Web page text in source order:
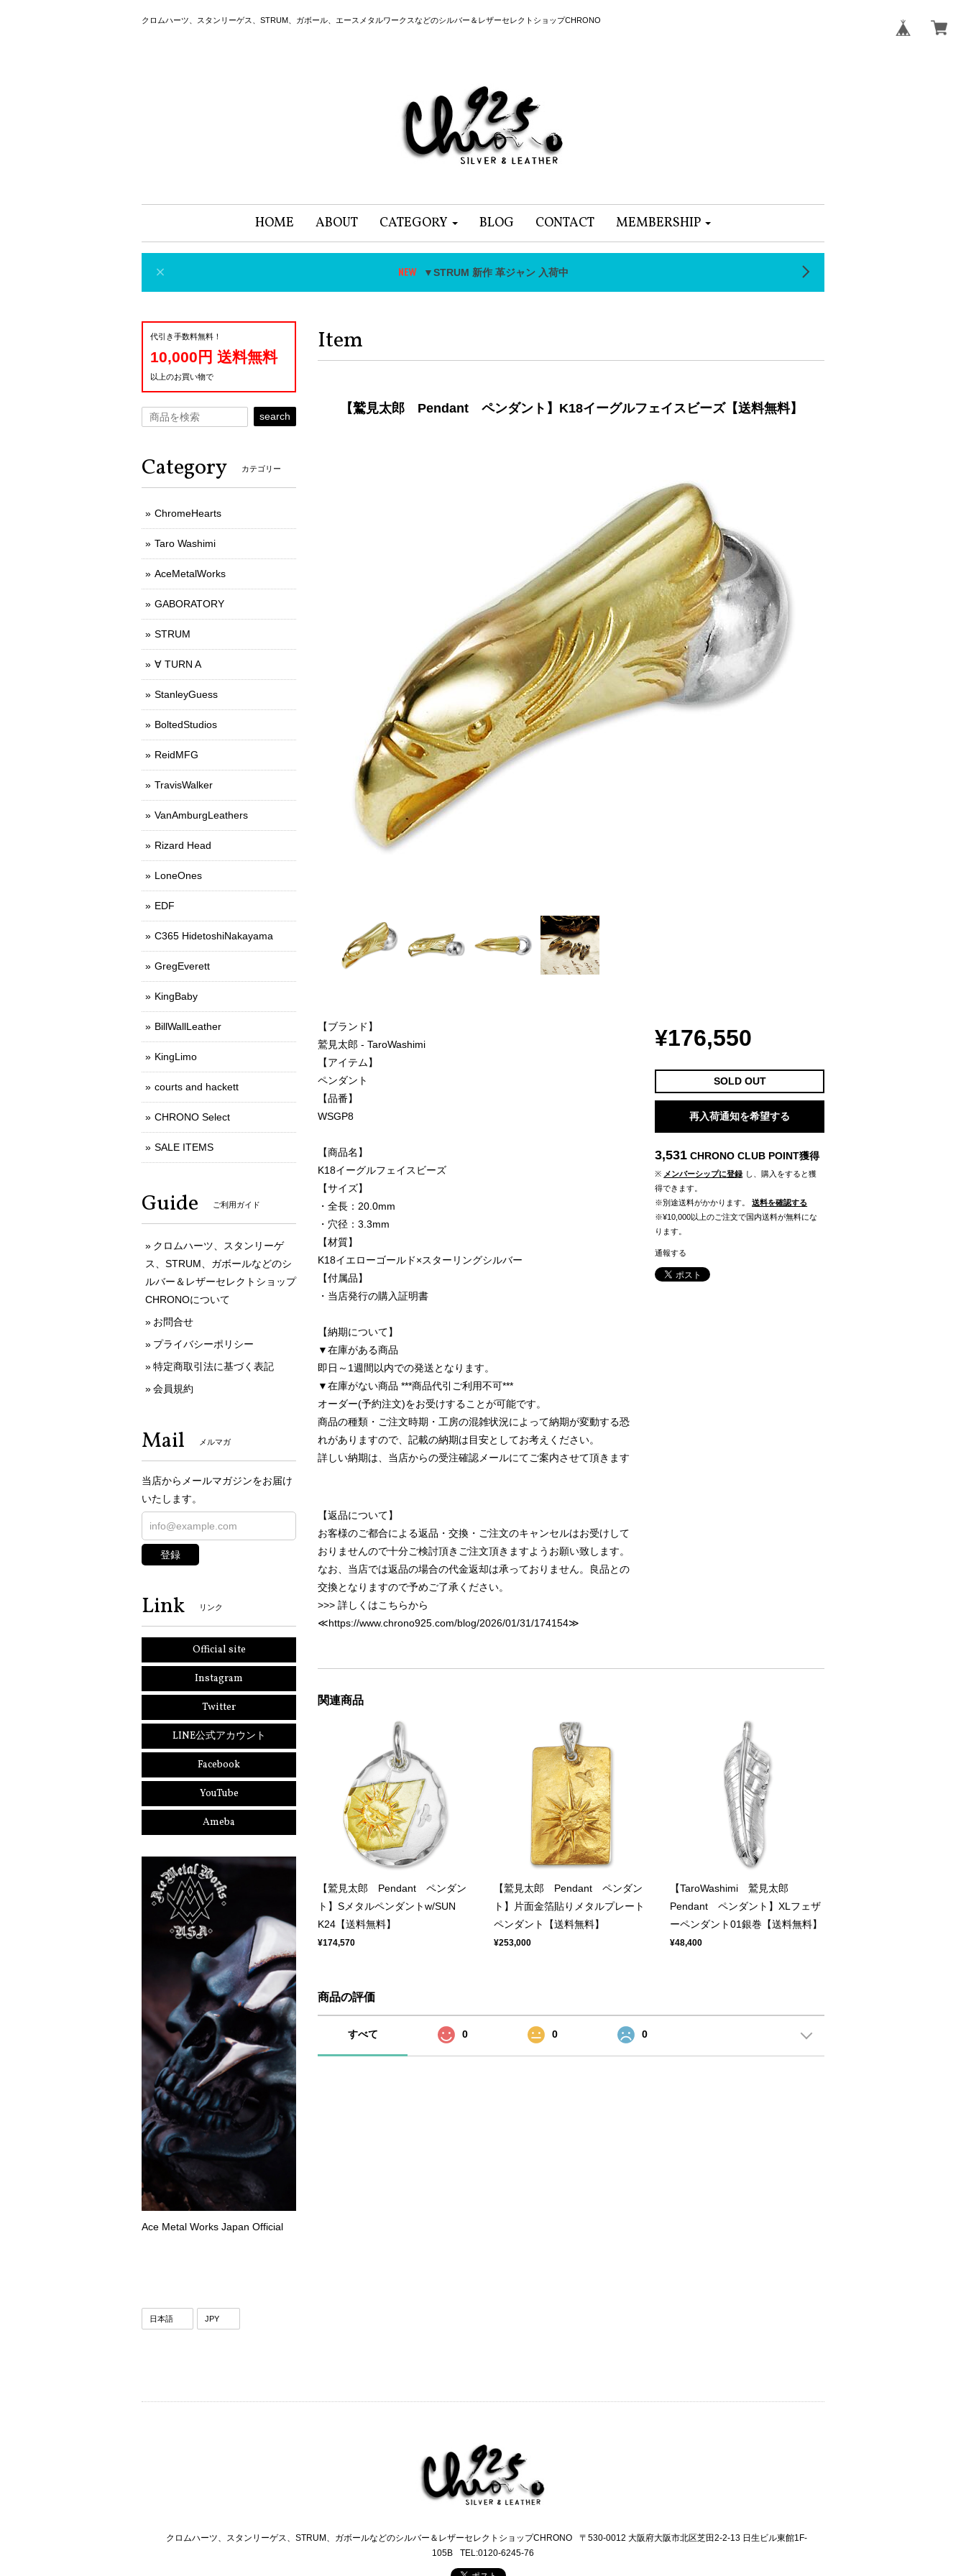
クロムハーツ、スタンリーゲス、STRUM、ガボール、エースメタルワークスなどのシルバー＆レザーセレクトショップCHRONO
HOME ABOUT CATEGORY BLOG CONTACT MEMBERSHIP
▼STRUM 新作 革ジャン 入荷中
Item
【鷲見太郎 Pendant ペンダント】K18イーグルフェイスビーズ【送料無料】
【ブランド】
鷲見太郎 - TaroWashimi
【アイテム】
ペンダント
【品番】
WSGP8
【商品名】
K18イーグルフェイスビーズ
【サイズ】
・全長：20.0mm
・穴径：3.3mm
【材質】
K18イエローゴールド×スターリングシルバー
【付属品】
・当店発行の購入証明書
【納期について】
▼在庫がある商品
即日～1週間以内での発送となります。
▼在庫がない商品 ***商品代引ご利用不可***
オーダー(予約注文)をお受けすることが可能です。
商品の種類・ご注文時期・工房の混雑状況によって納期が変動する恐
れがありますので、記載の納期は目安としてお考えください。
詳しい納期は、当店からの受注確認メールにてご案内させて頂きます
【返品について】
お客様のご都合による返品・交換・ご注文のキャンセルはお受けして
おりませんので十分ご検討頂きご注文頂きますようお願い致します。
なお、当店では返品の場合の代金返却は承っておりません。良品との
交換となりますので予めご了承ください。
>>> 詳しくはこちらから
≪https://www.chrono925.com/blog/2026/01/31/174154≫
¥176,550
SOLD OUT
再入荷通知を希望する
3,531 CHRONO CLUB POINT獲得
※ メンバーシップに登録 し、購入をすると獲
得できます。
※別途送料がかかります。
送料を確認する
※¥10,000以上のご注文で国内送料が無料にな
ります。
通報する
関連商品
【鷲見太郎 Pendant ペンダン
ト】Sメタルペンダントw/SUN
K24【送料無料】
¥174,570
【鷲見太郎 Pendant ペンダン
ト】片面金箔貼りメタルプレート
ペンダント【送料無料】
¥253,000
【TaroWashimi 鷲見太郎
Pendant ペンダント】XLフェザ
ーペンダント01銀巻【送料無料】
¥48,400
商品の評価
すべて 0 0 0
代引き手数料無料！
10,000円 送料無料
以上のお買い物で
search
Category カテゴリー
ChromeHearts
Taro Washimi
AceMetalWorks
GABORATORY
STRUM
∀ TURN A
StanleyGuess
BoltedStudios
ReidMFG
TravisWalker
VanAmburgLeathers
Rizard Head
LoneOnes
EDF
C365 HidetoshiNakayama
GregEverett
KingBaby
BillWallLeather
KingLimo
courts and hackett
CHRONO Select
SALE ITEMS
Guide ご利用ガイド
クロムハーツ、スタンリーゲ
ス、STRUM、ガボールなどのシ
ルバー＆レザーセレクトショップ
CHRONOについて
お問合せ
プライバシーポリシー
特定商取引法に基づく表記
会員規約
Mail メルマガ
当店からメールマガジンをお届け
いたします。
登録
Link リンク
Official site
Instagram
Twitter
LINE公式アカウント
Facebook
YouTube
Ameba
Ace Metal Works Japan Official
クロムハーツ、スタンリーゲス、STRUM、ガボールなどのシルバー＆レザーセレクトショップCHRONO
〒530-0012 大阪府大阪市北区芝田2-2-13 日生ビル東館1F-
105B
TEL:0120-6245-76